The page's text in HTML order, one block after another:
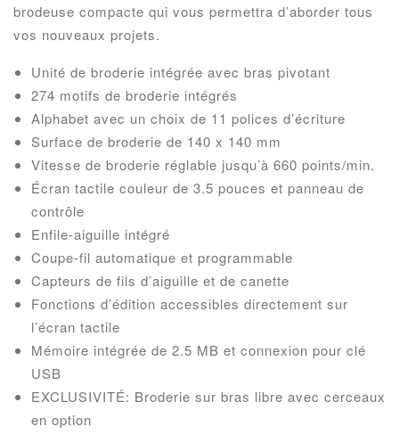
brodeuse compacte qui vous permettra d’aborder tous
vos nouveaux projets.
Unité de broderie intégrée avec bras pivotant
274 motifs de broderie intégrés
Alphabet avec un choix de 11 polices d’écriture
Surface de broderie de 140 x 140 mm
Vitesse de broderie réglable jusqu’à 660 points/min.
Écran tactile couleur de 3.5 pouces et panneau de
contrôle
Enfile-aiguille intégré
Coupe-fil automatique et programmable
Capteurs de fils d’aiguille et de canette
Fonctions d’édition accessibles directement sur
l’écran tactile
Mémoire intégrée de 2.5 MB et connexion pour clé
USB
EXCLUSIVITÉ: Broderie sur bras libre avec cerceaux
en option